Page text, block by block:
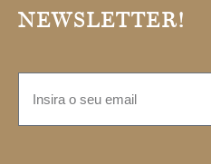
NEWSLETTER!